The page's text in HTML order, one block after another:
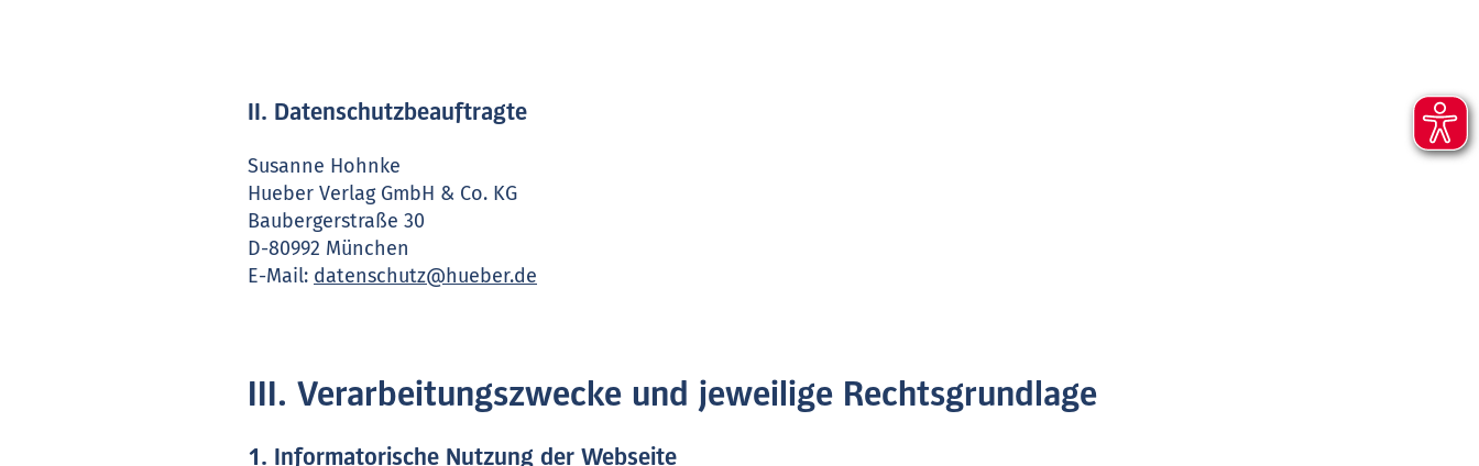
II. Datenschutzbeauftragte
Susanne Hohnke
Hueber Verlag GmbH & Co. KG
Baubergerstraße 30
D-80992 München
E-Mail: datenschutz@hueber.de
III. Verarbeitungszwecke und jeweilige Rechtsgrundlage
1. Informatorische Nutzung der Webseite